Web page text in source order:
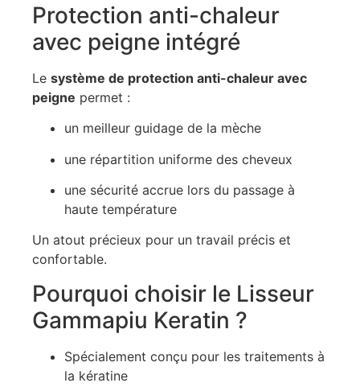
Protection anti-chaleur
avec peigne intégré
Le système de protection anti-chaleur avec
peigne permet :
un meilleur guidage de la mèche
une répartition uniforme des cheveux
une sécurité accrue lors du passage à
haute température
Un atout précieux pour un travail précis et
confortable.
Pourquoi choisir le Lisseur
Gammapiu Keratin ?
Spécialement conçu pour les traitements à
la kératine